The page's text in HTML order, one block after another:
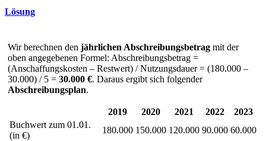
Lösung
Wir berechnen den jährlichen Abschreibungsbetrag mit der
oben angegebenen Formel: Abschreibungsbetrag =
(Anschaffungskosten – Restwert) / Nutzungsdauer = (180.000 –
30.000) / 5 = 30.000 €. Daraus ergibt sich folgender
Abschreibungsplan.
2019 2020 2021 2022
2023
Buchwert zum 01.01.
(in €)
180.000 150.000 120.000 90.000 60.000